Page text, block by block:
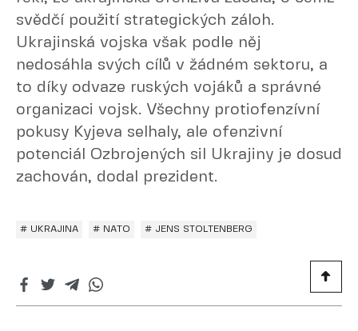
svědčí použití strategických záloh.
Ukrajinská vojska však podle něj
nedosáhla svých cílů v žádném sektoru, a
to díky odvaze ruských vojáků a správné
organizaci vojsk. Všechny protiofenzívní
pokusy Kyjeva selhaly, ale ofenzivní
potenciál Ozbrojených sil Ukrajiny je dosud
zachován, dodal prezident.
# UKRAJINA # NATO # JENS STOLTENBERG